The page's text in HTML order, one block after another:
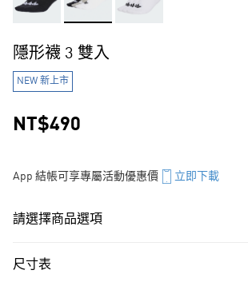
隱形襪 3 雙入
NEW 新上市
NT$490
App 結帳可享專屬活動優惠價 立即下載
請選擇商品選項
尺寸表